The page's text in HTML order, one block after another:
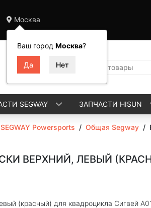
Москва
Ваш город Москва?
SEGWAY ЗАПЧАСТИ HISUN
SEGWAY Powersports / Общая Segway /
ВЕРХНИЙ, ЛЕВЫЙ
(красный) для квадроцикла Сигвей